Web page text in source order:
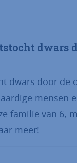
dwars
dwars door de
mensen
familie van 6,
meer!